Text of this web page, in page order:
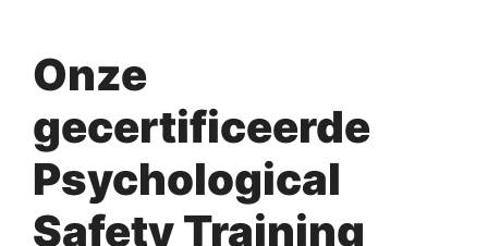
Onze
gecertificeerde
Psychological
Safety Training